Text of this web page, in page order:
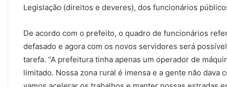
Legislação (direitos e deveres), dos funcionários
De acordo com o prefeito, o quadro de funcionários
defasado e agora com os novos servidores será
tarefa. “A prefeitura tinha apenas um operador de
limitado. Nossa zona rural é imensa e a gente não dava